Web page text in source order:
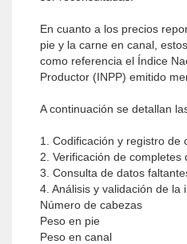
En cuanto a los precios
pie y la carne en canal,
como referencia el Índice
Productor (INPP) emitido
A continuación se detallan
1. Codificación y registro de
2. Verificación de completes
3. Consulta de datos
4. Análisis y validación de la
Número de cabezas
Peso en pie
Peso en canal